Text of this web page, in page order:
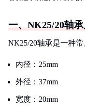
一、NK25/20轴
NK25/20轴承是一种
内径：25mm
外径：37mm
宽度：20mm